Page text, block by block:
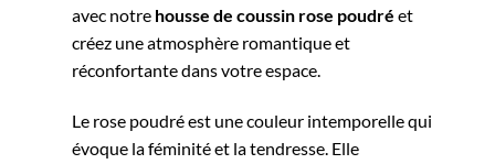
avec notre housse de coussin rose poudré et
créez une atmosphère romantique et
réconfortante dans votre espace.
Le rose poudré est une couleur intemporelle qui
évoque la féminité et la tendresse. Elle